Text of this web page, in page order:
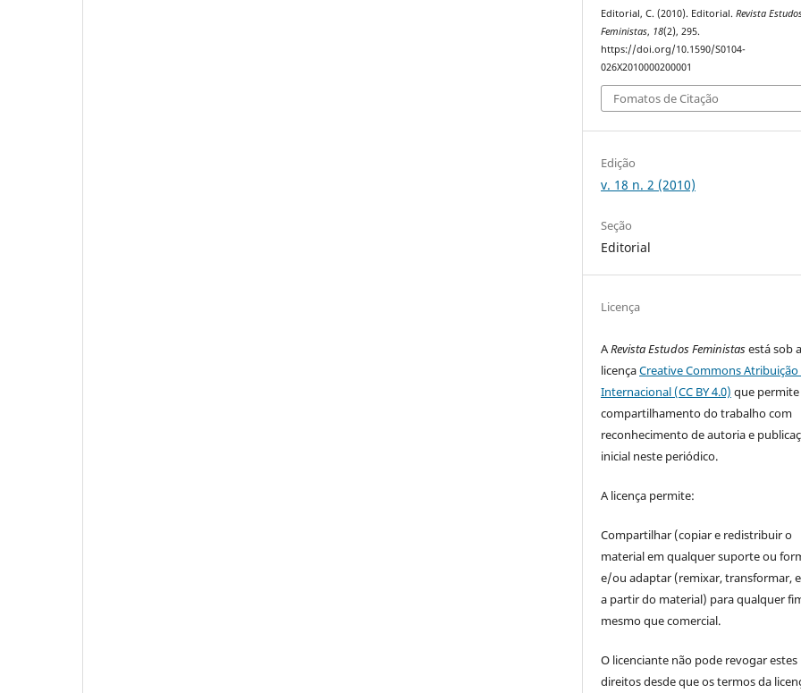
Editorial, C. (2010). Editorial.Revista
Feministas, 18(2), 295.
https://doi.org/10.1590/S0104-
026X2010000200001
Fomatos de Citação
Edição
v. 18 n. 2 (2010)
Seção
Editorial
Licença
ARevista Estudos Feministasestá sob a
licençaCreative Commons Atribuição
Internacional (CC BY 4.0) que
compartilhamento do trabalho com
reconhecimento de autoria e
inicial neste periódico.
A licença permite:
Compartilhar (copiar e redistribuir o
material em qualquer suporte ou
e/ou adaptar (remixar, transformar,
a partir do material) para qualquer
mesmo que comercial.
O licenciante não pode revogar estes
direitos desde que os termos da